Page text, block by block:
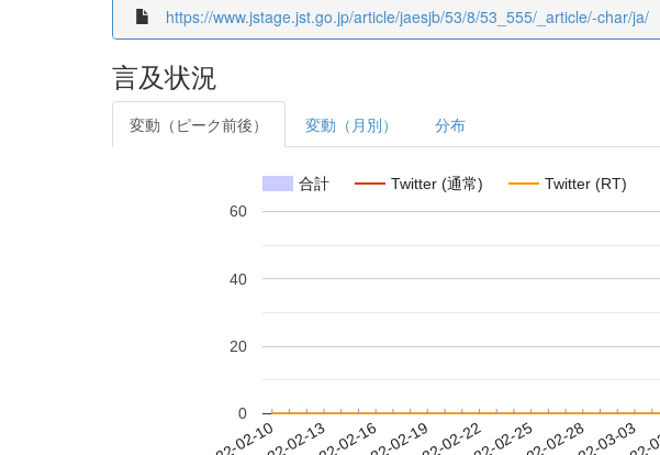
https://www.jstage.jst.go.jp/article/jaesjb/53/8/53_555/_article/-char/ja/
言及状況
変動（ピーク前後） 変動（月別） 分布
合計 Twitter (通常) Twitter (RT)
0
20
40
60